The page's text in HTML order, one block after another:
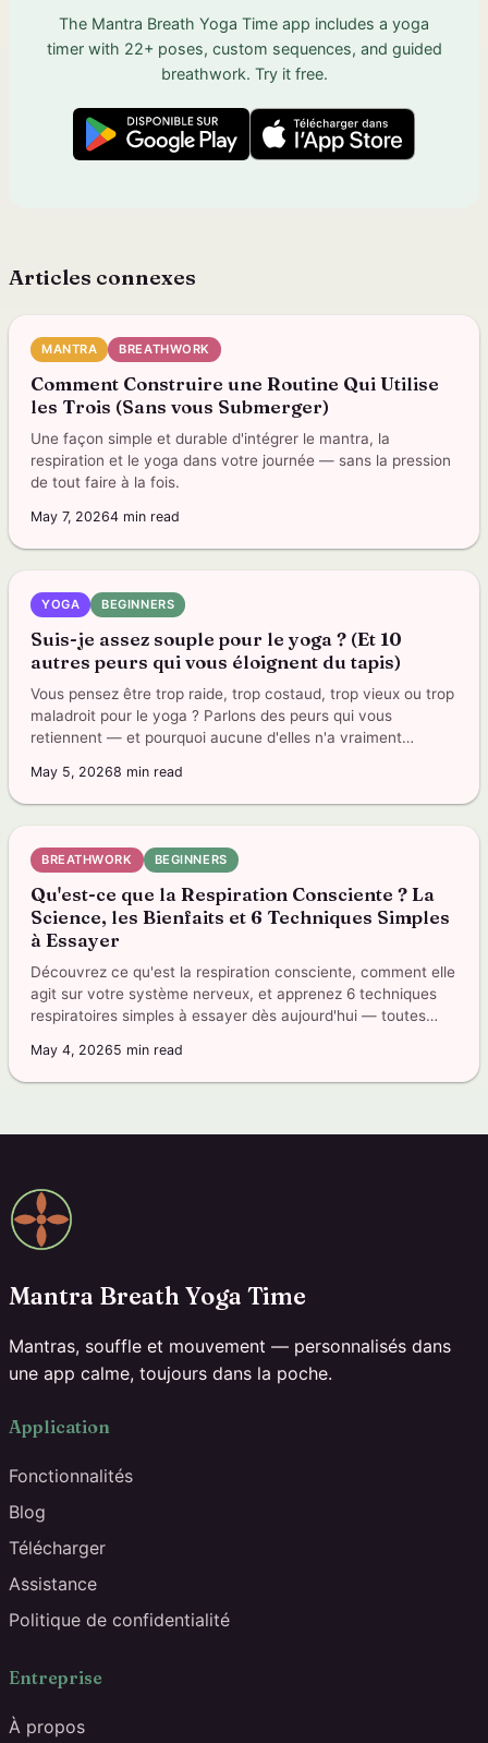
The Mantra Breath Yoga Time app includes a yoga
timer with 22+ poses, custom sequences, and guided
breathwork. Try it free.
Articles connexes
MANTRA BREATHWORK
Comment Construire une Routine Qui Utilise
les Trois (Sans vous Submerger)
Une façon simple et durable d'intégrer le mantra, la
respiration et le yoga dans votre journée — sans la pression
de tout faire à la fois.
May 7, 20264 min read
YOGA BEGINNERS
Suis-je assez souple pour le yoga ? (Et 10
autres peurs qui vous éloignent du tapis)
Vous pensez être trop raide, trop costaud, trop vieux ou trop
maladroit pour le yoga ? Parlons des peurs qui vous
retiennent — et pourquoi aucune d'elles n'a vraiment
May 5, 20268 min read
BREATHWORK BEGINNERS
Qu'est-ce que la Respiration Consciente ? La
Science, les Bienfaits et 6 Techniques Simples
à Essayer
Découvrez ce qu'est la respiration consciente, comment elle
agit sur votre système nerveux, et apprenez 6 techniques
respiratoires simples à essayer dès aujourd'hui — toutes
May 4, 20265 min read
Mantra Breath Yoga Time
Mantras, souffle et mouvement — personnalisés dans
une app calme, toujours dans la poche.
Application
Fonctionnalités
Blog
Télécharger
Assistance
Politique de confidentialité
Entreprise
À propos